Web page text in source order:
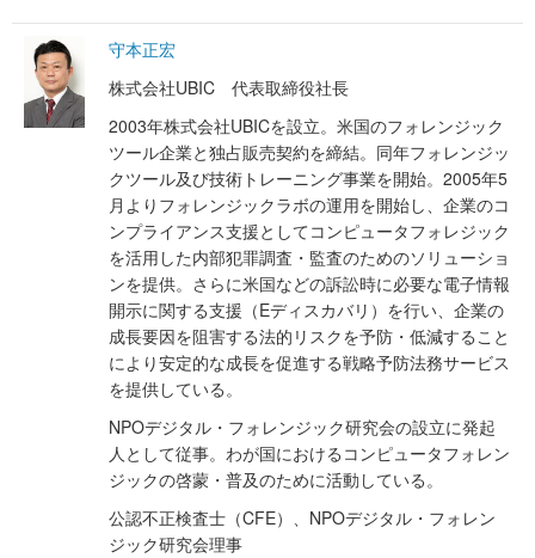
守本正宏
株式会社UBIC 代表取締役社長
2003年株式会社UBICを設立。米国のフォレンジック
ツール企業と独占販売契約を締結。同年フォレンジッ
クツール及び技術トレーニング事業を開始。2005年5
月よりフォレンジックラボの運用を開始し、企業のコ
ンプライアンス支援としてコンピュータフォレジック
を活用した内部犯罪調査・監査のためのソリューショ
ンを提供。さらに米国などの訴訟時に必要な電子情報
開示に関する支援（Eディスカバリ）を行い、企業の
成長要因を阻害する法的リスクを予防・低減すること
により安定的な成長を促進する戦略予防法務サービス
を提供している。
NPOデジタル・フォレンジック研究会の設立に発起
人として従事。わが国におけるコンピュータフォレン
ジックの啓蒙・普及のために活動している。
公認不正検査士（CFE）、NPOデジタル・フォレン
ジック研究会理事